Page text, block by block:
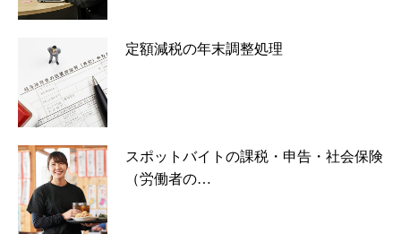
定額減税の年末調整処理
スポットバイトの課税・申告・社会保険
（労働者の…